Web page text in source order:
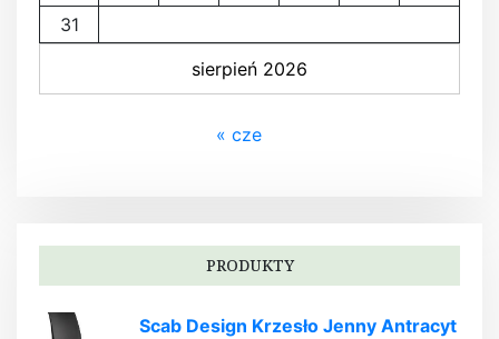
sierpień 2026
31
« cze
PRODUKTY
Scab Design Krzesło Jenny Antracyt